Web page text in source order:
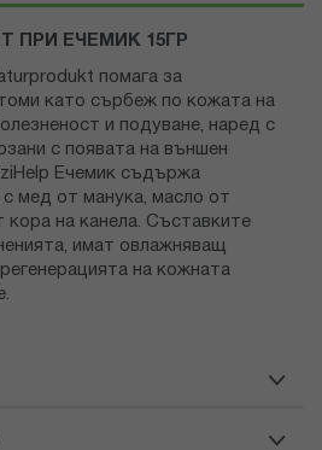
ПРИ ЕЧЕМИК 15ГР
помага за
като сърбеж по кожата на
и подуване, наред с
с появата на външен
Ечемик съдържа
мед от манука, масло от
кора на канела. Съставките
имат овлажняващ
на кожната